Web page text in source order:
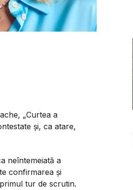
„Curtea a
și, ca atare,
neîntemeiată a
confirmarea și
tur de scrutin.